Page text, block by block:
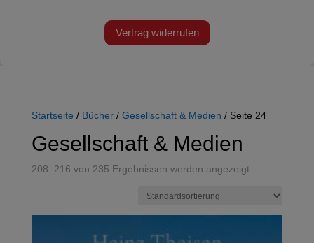
Vertrag widerrufen
Startseite / Bücher/ Gesellschaft & Medien / Seite 24
Gesellschaft & Medien
208–216 von 235 Ergebnissen werden angezeigt